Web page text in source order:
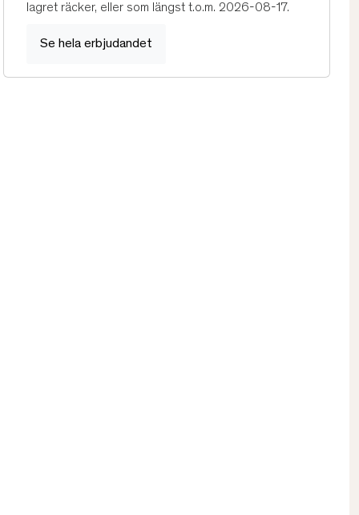
lagret räcker, eller som längst t.o.m. 2026-08-17.
Se hela erbjudandet